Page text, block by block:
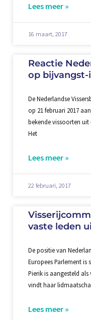
Lees meer »
16 maart, 2017
Reactie
op
De Nederlandse
op 21 februari 2017
bekende vissoorten uit
Het
Lees meer »
22 februari, 2017
vaste leden
De positie van
Europees Parlement is
Pierik is aangesteld
vindt haar
Lees meer »